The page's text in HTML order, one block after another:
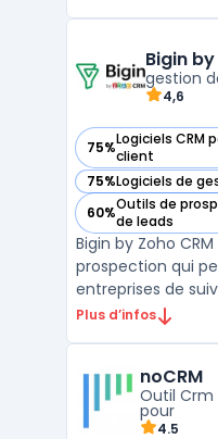
le cold calling à
permettant d’a ...
Bigin
gestion
4,6
75%Logiciels CRM
client
— voir Bigin by
75%Logiciels de
— voir Bigin by
60%Outils de
de leads
— voir Bigin by
Bigin by Zoho
prospection qui
entreprises de
prospects. Il offre
reporting. Avec
peuvent automat
Plus d’infos
noCRM
Outil Crm
pour
4.5